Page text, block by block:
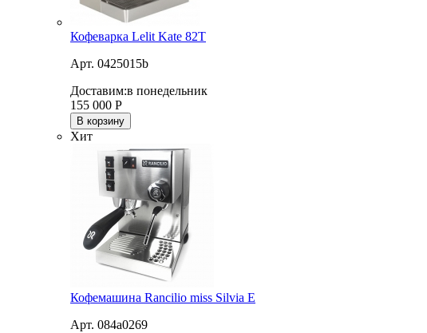
Кофеварка Lelit Kate 82T
Арт. 0425015b
Доставим:в понедельник
155 000 Р
В корзину
Хит
Кофемашина Rancilio miss Silvia E
Арт. 084a0269